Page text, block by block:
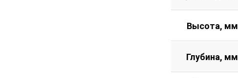
Высота, мм
Глубина, мм